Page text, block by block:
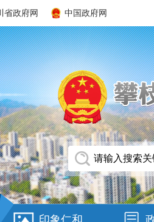
省政府网 中国政府网
印象仁和